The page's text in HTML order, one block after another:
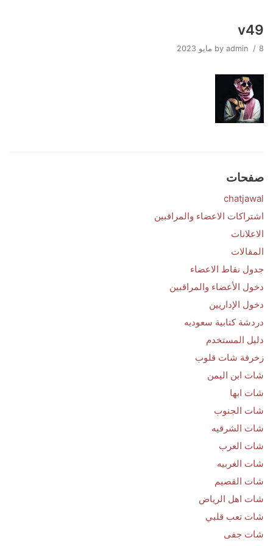
Skip
to
v49
by admin 8 مايو 2023
صفحات
chatjawal
اشتراكات الاعضاء والمراقبين
الاعلانات
المقالات
جدول نقاط الاعضاء
دخول الأعضاء والمراقبين
دخول الإداريين
دردشة كتابية سعوديه
دليل المستخدم
زخرفة شات قلوب
شات ابن اليمن
شات ابها
شات الجنوب
شات الشرقيه
شات العرب
شات الغربيه
شات القصيم
شات اهل الرياض
شات تعب قلبي
شات جفى